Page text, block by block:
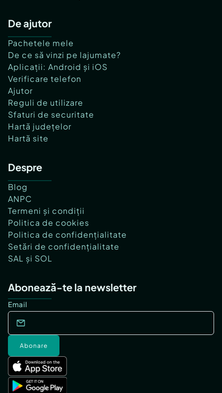
De ajutor
Pachetele mele
De ce să vinzi pe lajumate?
Aplicații: Android și iOS
Verificare telefon
Ajutor
Reguli de utilizare
Sfaturi de securitate
Hartă județelor
Hartă site
Despre
Blog
ANPC
Termeni și condiții
Politica de cookies
Politica de confidențialitate
Setări de confidențialitate
SAL și SOL
Abonează-te la newsletter
Email
Abonare